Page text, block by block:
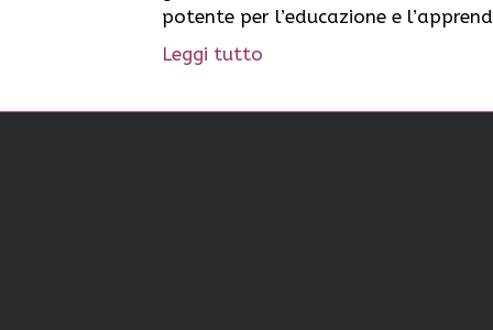
potente per l’educazione e
Leggi tutto